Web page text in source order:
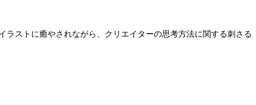
ストに癒やされながら、クリエイターの思考方法に関する刺さる